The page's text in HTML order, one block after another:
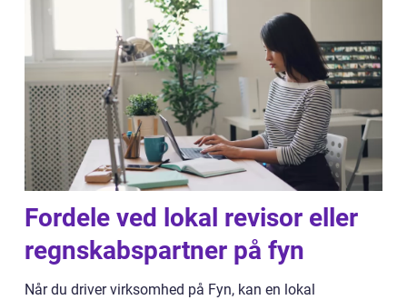
Fordele ved lokal revisor eller
regnskabspartner på fyn
Når du driver virksomhed på Fyn, kan en lokal